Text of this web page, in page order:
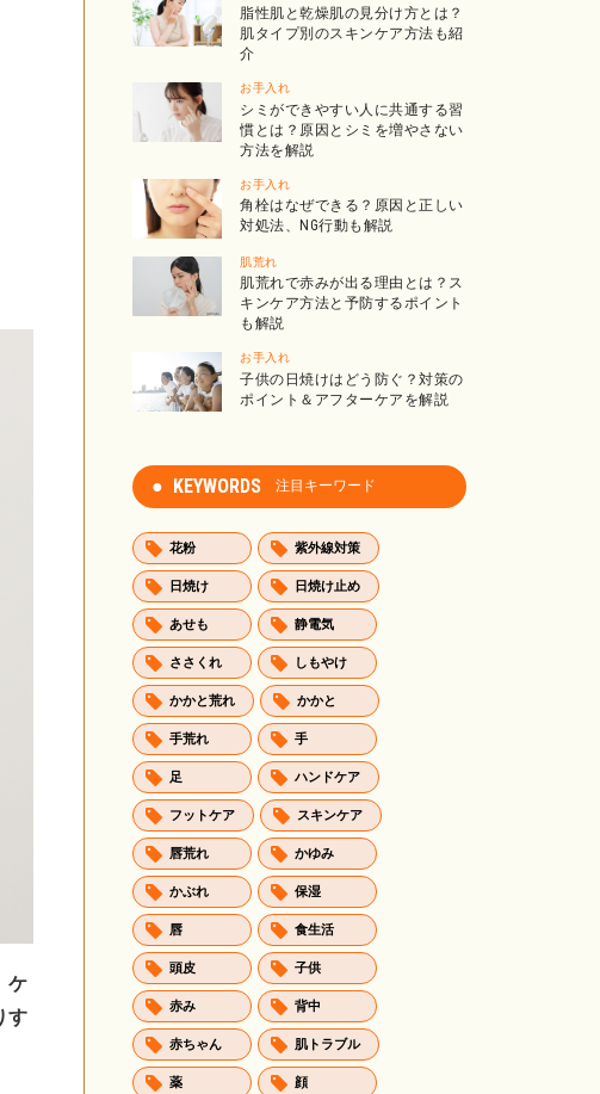
ケ
す
脂性肌と乾燥肌の見分け方とは？
肌タイプ別のスキンケア方法も紹
介
お手入れ
シミができやすい人に共通する習
慣とは？原因とシミを増やさない
方法を解説
お手入れ
角栓はなぜできる？原因と正しい
対処法、NG行動も解説
肌荒れ
肌荒れで赤みが出る理由とは？ス
キンケア方法と予防するポイント
も解説
お手入れ
子供の日焼けはどう防ぐ？対策の
ポイント＆アフターケアを解説
KEYWORDS 注目キーワード
花粉 紫外線対策
日焼け 日焼け止め
あせも 静電気
ささくれ しもやけ
かかと荒れ かかと
手荒れ 手
足 ハンドケア
フットケア スキンケア
唇荒れ かゆみ
かぶれ 保湿
唇 食生活
頭皮 子供
赤み 背中
赤ちゃん 肌トラブル
薬 顔